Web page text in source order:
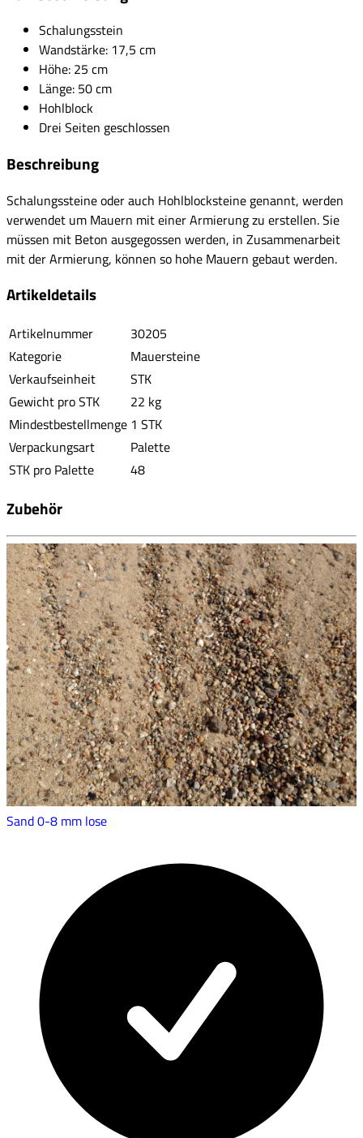
Schalungsstein
Wandstärke: 17,5 cm
Höhe: 25 cm
Länge: 50 cm
Hohlblock
Drei Seiten geschlossen
Beschreibung
Schalungssteine oder auch Hohlblocksteine genannt, werden
verwendet um Mauern mit einer Armierung zu erstellen. Sie
müssen mit Beton ausgegossen werden, in Zusammenarbeit
mit der Armierung, können so hohe Mauern gebaut werden.
Artikeldetails
Artikelnummer
30205
Kategorie
Mauersteine
Verkaufseinheit
STK
Gewicht pro STK
22 kg
Mindestbestellmenge 1 STK
Verpackungsart
Palette
STK pro Palette
48
Zubehör
Sand 0-8 mm lose